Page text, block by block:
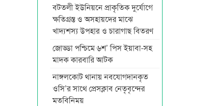
বটতলী ইউনিয়নে প্রাকৃতিক দুর্যোগে
ক্ষতিগ্রস্ত ও অসহায়দের মাঝে
খাদ্যশস্য উপহার ও চারাগাছ বিতরণ
জোড্ডা পশ্চিমে ৬শ’ পিস ইয়াবা-সহ
মাদক কারবারি আটক
নাঙ্গলকোট থানায় নবযোগদানকৃত
ওসি’র সাথে প্রেসক্লাব নেতৃবৃন্দের
মতবিনিময়